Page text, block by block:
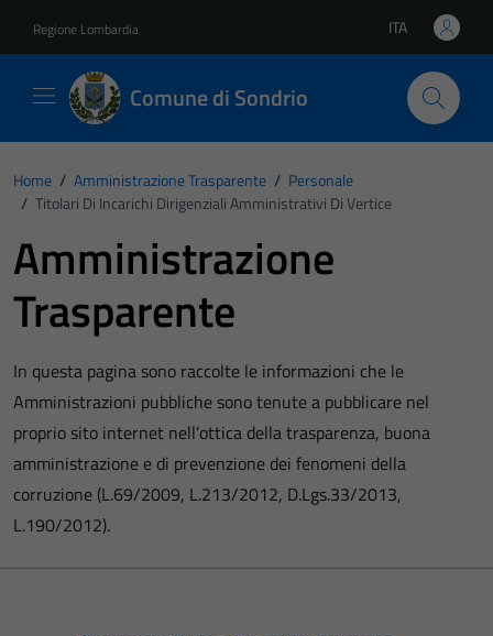
Regione Lombardia Lingua attiva:
ITA
Comune di Sondrio
Home / Amministrazione Trasparente / Personale
/ Titolari Di Incarichi Dirigenziali Amministrativi Di Vertice
Amministrazione
Trasparente
In questa pagina sono raccolte le informazioni che le
Amministrazioni pubbliche sono tenute a pubblicare nel
proprio sito internet nell’ottica della trasparenza, buona
amministrazione e di prevenzione dei fenomeni della
corruzione (L.69/2009, L.213/2012, D.Lgs.33/2013,
L.190/2012).